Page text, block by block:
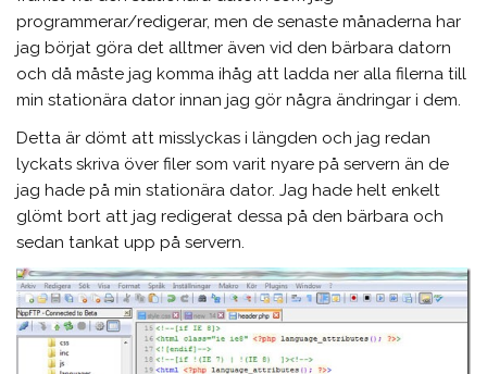
programmerar/redigerar, men de senaste månaderna har
jag börjat göra det alltmer även vid den bärbara datorn
och då måste jag komma ihåg att ladda ner alla filerna till
min stationära dator innan jag gör några ändringar i dem.
Detta är dömt att misslyckas i längden och jag redan
lyckats skriva över filer som varit nyare på servern än de
jag hade på min stationära dator. Jag hade helt enkelt
glömt bort att jag redigerat dessa på den bärbara och
sedan tankat upp på servern.